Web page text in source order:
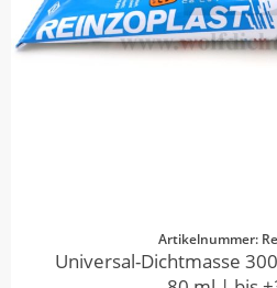
Artikelnummer:
Universal-Dichtmasse